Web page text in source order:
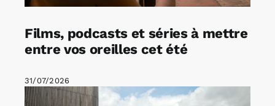
Films, podcasts et séries à mettre
entre vos oreilles cet été
31/07/2026